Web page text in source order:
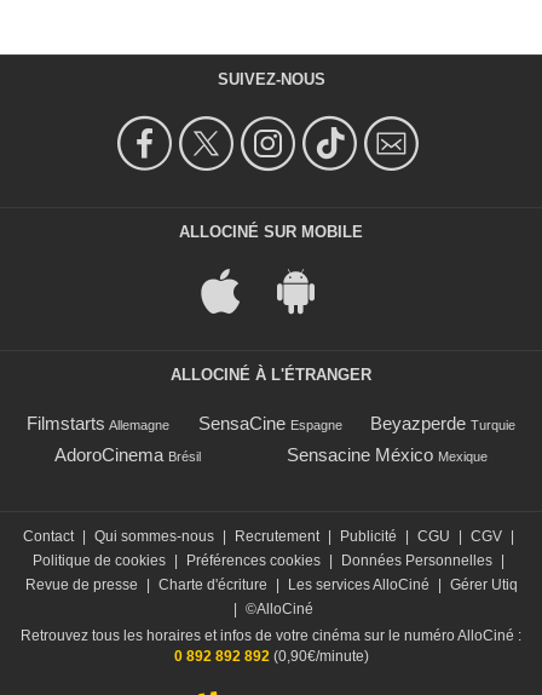
SUIVEZ-NOUS
ALLOCINÉ SUR MOBILE
ALLOCINÉ À L'ÉTRANGER
Filmstarts Allemagne SensaCine Espagne Beyazperde Turquie
AdoroCinema Brésil Sensacine México Mexique
Contact | Qui sommes-nous | Recrutement | Publicité | CGU | CGV |
Politique de cookies | Préférences cookies | Données Personnelles |
Revue de presse
| Charte d'écriture | Les services AlloCiné | Gérer Utiq
| ©AlloCiné
Retrouvez tous les horaires et infos de votre cinéma sur le numéro AlloCiné :
0 892 892 892(0,90€/minute)